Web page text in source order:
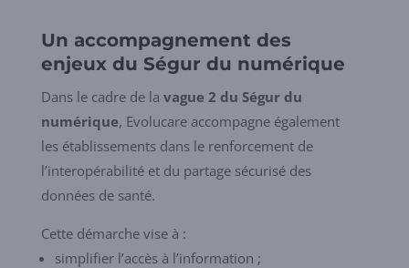
Un accompagnement des
enjeux du Ségur du numérique
Dans le cadre de la vague 2 du Ségur du
numérique, Evolucare accompagne également
les établissements dans le renforcement de
l’interopérabilité et du partage sécurisé des
données de santé.
Cette démarche vise à :
simplifier l’accès à l’information ;